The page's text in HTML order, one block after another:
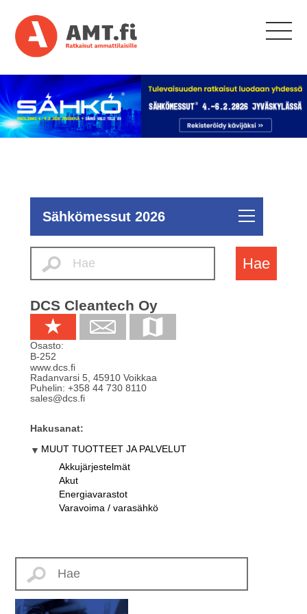
Sähkömessut 2026
Hae
DCS Cleantech Oy
Osasto:
B-252
www.dcs.fi
Radanvarsi 5 45910 Voikkaa
Puhelin: +358 44 730 8110
sales@dcs.fi
Hakusanat:
MUUT TUOTTEET JA PALVELUT
Akkujärjestelmät
Akut
Energiavarastot
Varavoima / varasähkö